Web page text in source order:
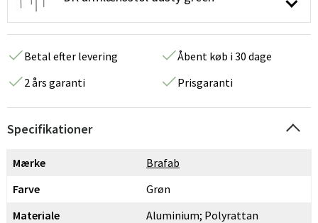
Betal efter levering
Åbent køb i 30 dage
2 års garanti
Prisgaranti
Specifikationer
Mærke
Brafab
Farve
Grøn
Materiale
Aluminium; Polyrattan